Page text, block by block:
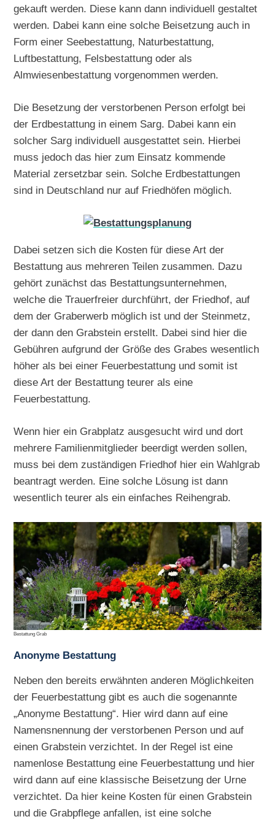
gekauft werden. Diese kann dann individuell gestaltet
werden. Dabei kann eine solche Beisetzung auch in
Form einer Seebestattung, Naturbestattung,
Luftbestattung, Felsbestattung oder als
Almwiesenbestattung vorgenommen werden.
Die Besetzung der verstorbenen Person erfolgt bei
der Erdbestattung in einem Sarg. Dabei kann ein
solcher Sarg individuell ausgestattet sein. Hierbei
muss jedoch das hier zum Einsatz kommende
Material zersetzbar sein. Solche Erdbestattungen
sind in Deutschland nur auf Friedhöfen möglich.
Dabei setzen sich die Kosten für diese Art der
Bestattung aus mehreren Teilen zusammen. Dazu
gehört zunächst das Bestattungsunternehmen,
welche die Trauerfreier durchführt, der Friedhof, auf
dem der Graberwerb möglich ist und der Steinmetz,
der dann den Grabstein erstellt. Dabei sind hier die
Gebühren aufgrund der Größe des Grabes wesentlich
höher als bei einer Feuerbestattung und somit ist
diese Art der Bestattung teurer als eine
Feuerbestattung.
Wenn hier ein Grabplatz ausgesucht wird und dort
mehrere Familienmitglieder beerdigt werden sollen,
muss bei dem zuständigen Friedhof hier ein Wahlgrab
beantragt werden. Eine solche Lösung ist dann
wesentlich teurer als ein einfaches Reihengrab.
Bestattung Grab
Anonyme Bestattung
Neben den bereits erwähnten anderen Möglichkeiten
der Feuerbestattung gibt es auch die sogenannte
„Anonyme Bestattung“. Hier wird dann auf eine
Namensnennung der verstorbenen Person und auf
einen Grabstein verzichtet. In der Regel ist eine
namenlose Bestattung eine Feuerbestattung und hier
wird dann auf eine klassische Beisetzung der Urne
verzichtet. Da hier keine Kosten für einen Grabstein
und die Grabpflege anfallen, ist eine solche